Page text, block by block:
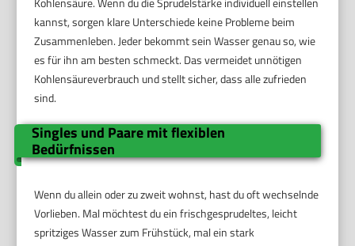
kannst, sorgen klare Unterschiede keine Probleme beim
Zusammenleben. Jeder bekommt sein Wasser genau so, wie
es für ihn am besten schmeckt. Das vermeidet unnötigen
Kohlensäureverbrauch und stellt sicher, dass alle zufrieden
sind.
Singles und Paare mit flexiblen
Bedürfnissen
Wenn du allein oder zu zweit wohnst, hast du oft wechselnde
Vorlieben. Mal möchtest du ein frischgesprudeltes, leicht
spritziges Wasser zum Frühstück, mal ein stark